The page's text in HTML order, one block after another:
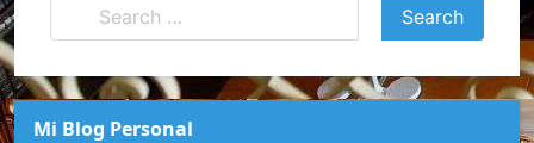
Mi Blog Personal